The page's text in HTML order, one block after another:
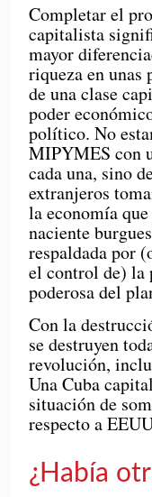
Completar el
capitalista
mayor
riqueza en unas
de una clase
poder
político. No
MIPYMES con
cada una, sino
extranjeros
la economía
naciente
respaldada por
el control de) la
poderosa del
Con la
se destruyen
revolución,
Una Cuba
situación de
respecto a
¿Había